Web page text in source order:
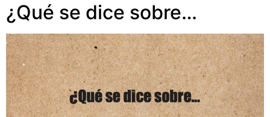
¿Qué se dice sobre…